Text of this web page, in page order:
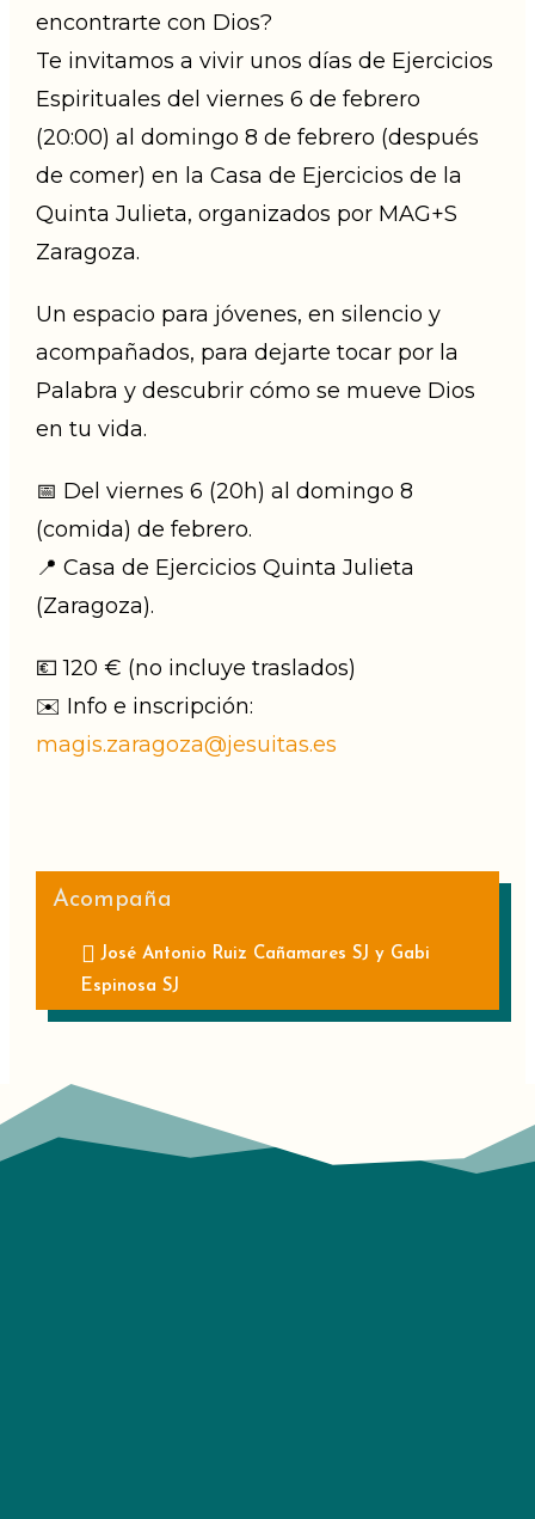
encontrarte con Dios?
Te invitamos a vivir unos días de Ejercicios
Espirituales del viernes 6 de febrero
(20:00) al domingo 8 de febrero (después
de comer) en la Casa de Ejercicios de la
Quinta Julieta, organizados por MAG+S
Zaragoza.
Un espacio para jóvenes, en silencio y
acompañados, para dejarte tocar por la
Palabra y descubrir cómo se mueve Dios
en tu vida.
📅 Del viernes 6 (20h) al domingo 8
(comida) de febrero.
📍 Casa de Ejercicios Quinta Julieta
(Zaragoza).
💶 120 € (no incluye traslados)
✉️ Info e inscripción:
magis.zaragoza@jesuitas.es
Acompaña
José Antonio Ruiz Cañamares SJ y Gabi
Espinosa SJ